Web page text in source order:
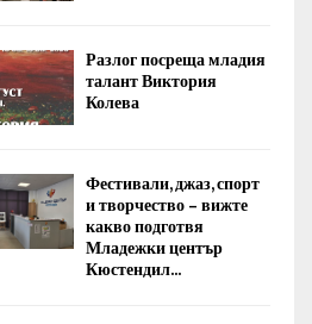
Разлог посреща младия
талант Виктория
Колева
Фестивали, джаз, спорт
и творчество – вижте
какво подготвя
Младежки център
Кюстендил...